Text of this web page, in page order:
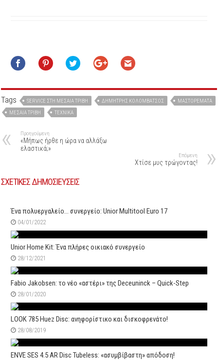
Tags SERVICE ΣΤΗ ΜΕΣΑΊΑ ΤΡΙΒΉ ΔΗΜΉΤΡΗΣ ΚΟΛΟΜΒΆΤΣΟΣ
ΜΑΣΤΟΡΈΜΑΤΑ
ΜΕΣΑΊΑ ΤΡΙΒΉ
ΤΕΧΝΙΚΆ
Προηγούμενη
«Μήπως ήρθε η ώρα να αλλάξω
ελαστικά;»
Επόμενη
Χτίσε μυς τρώγοντας!
ΣΧΕΤΙΚΕΣ ΔΗΜΟΣΙΕΥΣΕΙΣ
Ένα πολυεργαλείο… συνεργείο: Unior Multitool Euro 17
04/01/2022
Unior Home Kit: Ένα πλήρες οικιακό συνεργείο
28/12/2021
Fabio Jakobsen: το νέο «αστέρι» της Deceuninck – Quick-Step
28/01/2020
LOOK 785 Huez Disc: ανηφορίστικο και δισκοφρενάτο!
28/08/2019
ENVE SES 4.5 AR Disc Tubeless: «ασυμβίβαστη» απόδοση!